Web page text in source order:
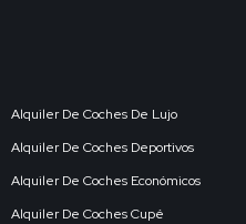
Alquiler De Coches De Lujo
Alquiler De Coches Deportivos
Alquiler De Coches Económicos
Alquiler De Coches Cupé